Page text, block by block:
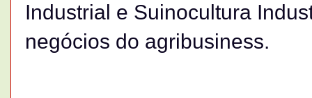
Industrial e Suinocultura
negócios do agribusiness.